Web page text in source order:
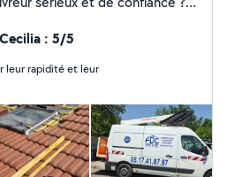
de
Isolation des combles
acier *Garantie
avec le souci d'un
FDC TOITURE
: 5/5
leur rapidité et leur